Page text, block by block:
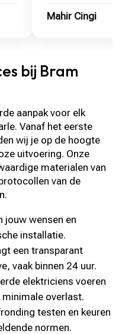
Mandy
bij Bram
aanpak voor elk
Vanaf het eerste
wij je op de hoogte
uitvoering. Onze
materialen van
van de
jouw wensen en
installatie.
een transparant
vaak binnen 24 uur.
elektriciens voeren
overlast.
testen en keuren
normen.